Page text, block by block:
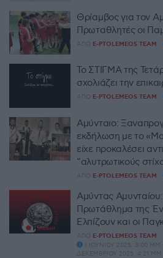
Θρίαμβος για τον
Πρωταθλητές οι
ΑΠΌ E-PTOLEMEOS TEAM
Το ΣΤΙΓΜΑ της
σχολιάζει την
ΑΠΌ E-PTOLEMEOS TEAM
Αμύνταιο:
εκδήλωση με το
είχε προκαλέσει
“αλυτρωτικούς
ΑΠΌ E-PTOLEMEOS TEAM
Αμύντας
Πρωτάθλημα της
Ελπίζουν και οι
ΑΠΌ E-PTOLEMEOS TEAM
1 ΙΟΥΝΊΟΥ 2025, 3:00
ΔΕΚΕΜΒΡΊΟΥ 2025, 4:21 ΜΜ